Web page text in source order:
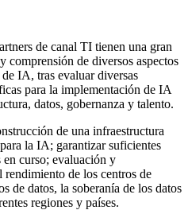
de canal TI tienen una gran
comprensión de diversos aspectos
IA, tras evaluar diversas
para la implementación de IA
datos, gobernanza y talento.
de una infraestructura
la IA; garantizar suficientes
en curso; evaluación y
de los centros de
de datos, la soberanía de los datos
regiones y países.